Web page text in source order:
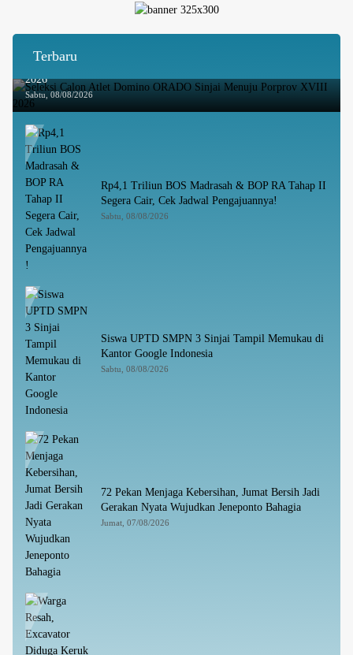
Terbaru
Seleksi Calon Atlet Domino ORADO Sinjai Menuju Porprov XVIII
2026
Sabtu, 08/08/2026
Rp4,1 Triliun BOS Madrasah & BOP RA Tahap II
Segera Cair, Cek Jadwal Pengajuannya!
Sabtu, 08/08/2026
Siswa UPTD SMPN 3 Sinjai Tampil Memukau di
Kantor Google Indonesia
Sabtu, 08/08/2026
72 Pekan Menjaga Kebersihan, Jumat Bersih Jadi
Gerakan Nyata Wujudkan Jeneponto Bahagia
Jumat, 07/08/2026